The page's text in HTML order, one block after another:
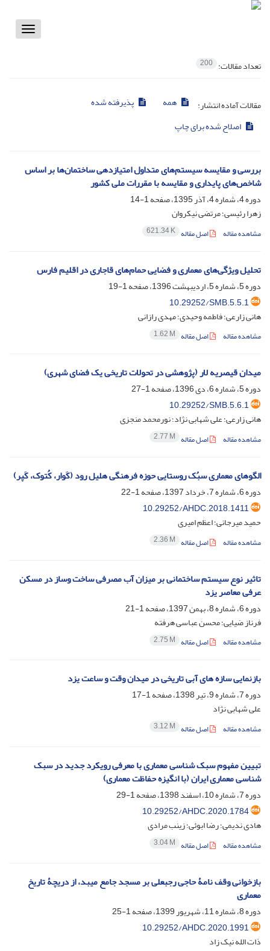
Toggle
تعداد مقالات: 200
مقالات آماده انتشار: همه
پذیرفته شده
اصلاح شده برای چاپ
بررسی و مقایسه سیستم‌های متداول امتیازدهی ساختمان‌ها بر اساس
شاخص‌های پایداری و مقایسه با مقررات ملی کشور
دوره 4، شماره 4، آذر 1395، صفحه
1-14
زهرا رئیسی؛ مرتضی نیکروان
مشاهده مقاله اصل مقاله 621.34 K
تحلیل ویژگی‌های معماری و فضایی حمام‌های قاجاری در اقلیم فارس
دوره 5، شماره 5، اردیبهشت 1396، صفحه
1-19
10.29252/SMB.5.5.1
هانی زارعی؛ فاطمه وحیدی؛ مهدی رازانی
مشاهده مقاله اصل مقاله 1.62 M
میدان قیصریه لار (پژوهشی در تحولات تاریخی یک فضای شهری)
دوره 5، شماره 6، دی 1396، صفحه
1-27
10.29252/SMB.5.6.1
هانی زارعی؛ علی شهابی نژاد؛ نورمحمد منجزی
مشاهده مقاله اصل مقاله 2.77 M
الگوهای معماری سبُک روستایی حوزه فرهنگی هلیل رود (کَوار، کُتوک، کَپر)
دوره 6، شماره 7، خرداد 1397، صفحه
1-22
10.29252/AHDC.2018.1411
حمید میرجانی؛ اعظم امیری
مشاهده مقاله اصل مقاله 2.36 M
تاثیر نوع سیستم ساختمانی بر میزان آب مصرفی ساخت وساز در مسکن
عرفی معاصر یزد
دوره 6، شماره 8، بهمن 1397، صفحه
1-21
فرناز ضیایی؛ محسن عباسی هرفته
مشاهده مقاله اصل مقاله 2.75 M
بازنمایی سازه های آبی تاریخی در میدان وقت و ساعت یزد
دوره 7، شماره 9، تیر 1398، صفحه
1-17
علی شهابی نژاد
مشاهده مقاله اصل مقاله 3.12 M
تبیین مفهوم سبک شناسی معماری با معرفی رویکرد جدید در سبک
شناسی معماری ایران (با انگیزه حفاظت معماری)
دوره 7، شماره 10، اسفند 1398، صفحه
1-29
10.29252/AHDC.2020.1784
هادی ندیمی؛ رضا ابوئی؛ زینب مرادی
مشاهده مقاله اصل مقاله 3.04 M
بازخوانی وقف نامۀ حاجی رجبعلی بر مسجد جامع میبد، از دریچۀ تاریخ
معماری
دوره 8، شماره 11، شهریور 1399، صفحه
1-25
10.29252/AHDC.2020.1991
ذات الله نیک زاد